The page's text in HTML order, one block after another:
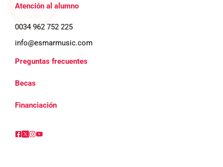
Atención al alumno
0034 962 752 225
info@esmarmusic.com
Preguntas frecuentes
Becas
Financiación